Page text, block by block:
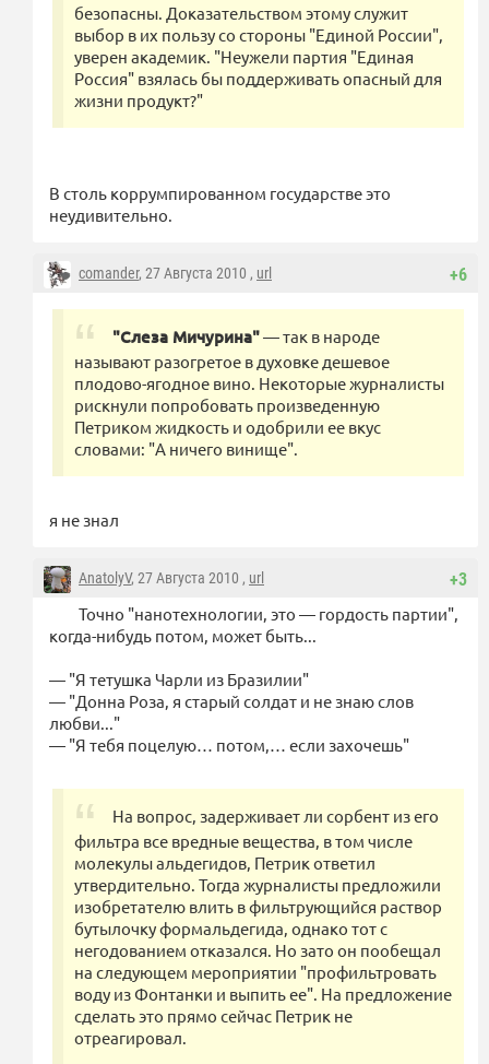
безопасны. Доказательством этому служит
выбор в их пользу со стороны "Единой России",
уверен академик. "Неужели партия "Единая
Россия" взялась бы поддерживать опасный для
жизни продукт?"
В столь коррумпированном государстве это
неудивительно.
+6
comander, 27 Августа 2010 , url
"Слеза Мичурина"— так в народе
называют разогретое в духовке дешевое
плодово-ягодное вино. Некоторые журналисты
рискнули попробовать произведенную
Петриком жидкость и одобрили ее вкус
словами: "А ничего винище".
я не знал
+3
AnatolyV, 27 Августа 2010 , url
Точно "нанотехнологии, это — гордость партии",
когда-нибудь потом, может быть...
— "Я тетушка Чарли из Бразилии"
— "Донна Роза, я старый солдат и не знаю слов
любви..."
— "Я тебя поцелую… потом,… если захочешь"
На вопрос, задерживает ли сорбент из его
фильтра все вредные вещества, в том числе
молекулы альдегидов, Петрик ответил
утвердительно. Тогда журналисты предложили
изобретателю влить в фильтрующийся раствор
бутылочку формальдегида, однако тот с
негодованием отказался. Но зато он пообещал
на следующем мероприятии "профильтровать
воду из Фонтанки и выпить ее". На предложение
сделать это прямо сейчас Петрик не
отреагировал.